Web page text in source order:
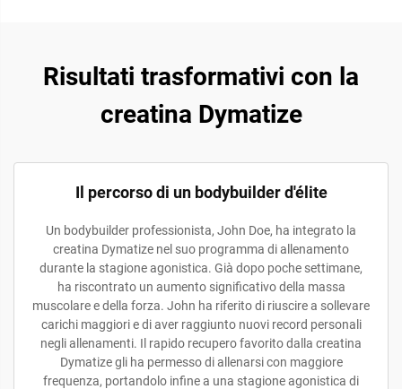
Risultati trasformativi con la
creatina Dymatize
Il percorso di un bodybuilder d'élite
Un bodybuilder professionista, John Doe, ha integrato la
creatina Dymatize nel suo programma di allenamento
durante la stagione agonistica. Già dopo poche settimane,
ha riscontrato un aumento significativo della massa
muscolare e della forza. John ha riferito di riuscire a sollevare
carichi maggiori e di aver raggiunto nuovi record personali
negli allenamenti. Il rapido recupero favorito dalla creatina
Dymatize gli ha permesso di allenarsi con maggiore
frequenza, portandolo infine a una stagione agonistica di